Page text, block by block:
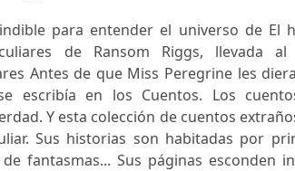
para entender el universo de El
de Ransom Riggs, llevada
Antes de que Miss Peregrine les
escribía en los Cuentos. Los
Y esta colección de cuentos
Sus historias son habitadas por
fantasmas... Sus páginas esconden